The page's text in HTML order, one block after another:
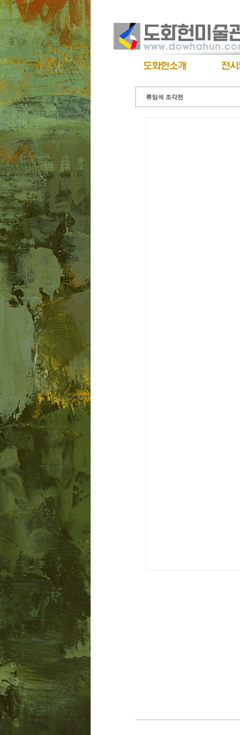
류임석 조각전